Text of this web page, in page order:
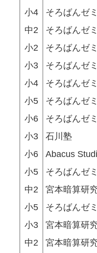
小4
そろばんゼ
中2
そろばんゼ
小2
そろばんゼ
小3
そろばんゼ
小4
そろばんゼ
小5
そろばんゼ
小6
そろばんゼ
小3
石川塾
小6
Abacus
小5
そろばんゼ
中2
宮本暗算研
小5
そろばんゼ
小3
宮本暗算研
中2 宮本暗算研